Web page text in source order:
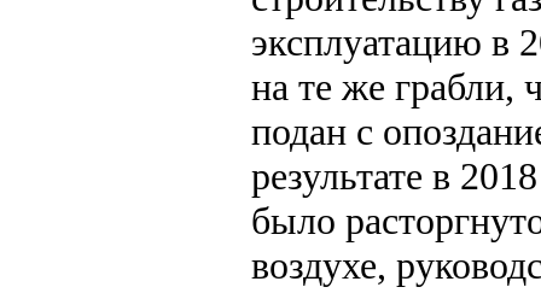
эксплуатацию в
на те же грабли,
подан с
результате в
было
воздухе,